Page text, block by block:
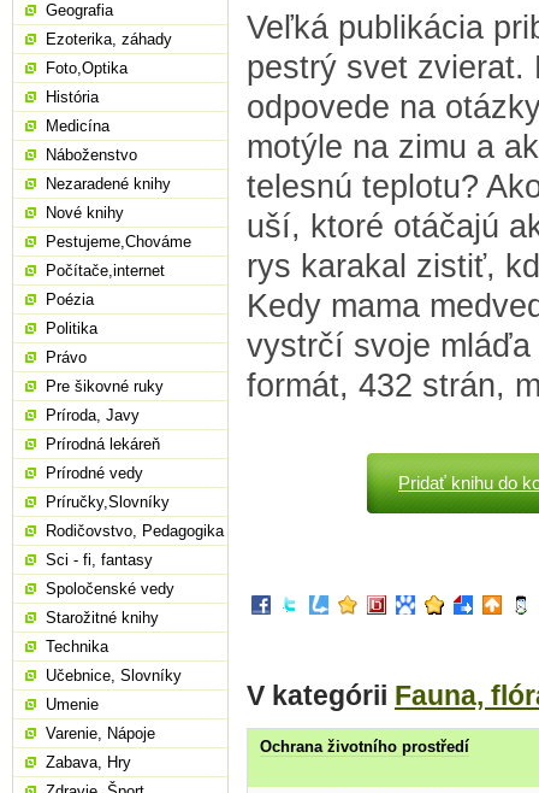
Veľká publikácia
pestrý svet zvierat.
odpovede na
motýle na zimu a
telesnú teplotu?
uší, ktoré otáčajú
rys karakal zistiť,
Kedy mama
vystrčí svoje
formát, 432 strán,
Pridať knihu do
V kategórii Fauna,
Ochrana životního prostředí
Geografia
Ezoterika, záhady
Foto,Optika
História
Medicína
Náboženstvo
Nezaradené knihy
Nové knihy
Pestujeme,Chováme
Počítače,internet
Poézia
Politika
Právo
Pre šikovné ruky
Príroda, Javy
Prírodná lekáreň
Prírodné vedy
Príručky,Slovníky
Rodičovstvo, Pedagogika
Sci - fi, fantasy
Spoločenské vedy
Starožitné knihy
Technika
Učebnice, Slovníky
Umenie
Varenie, Nápoje
Zabava, Hry